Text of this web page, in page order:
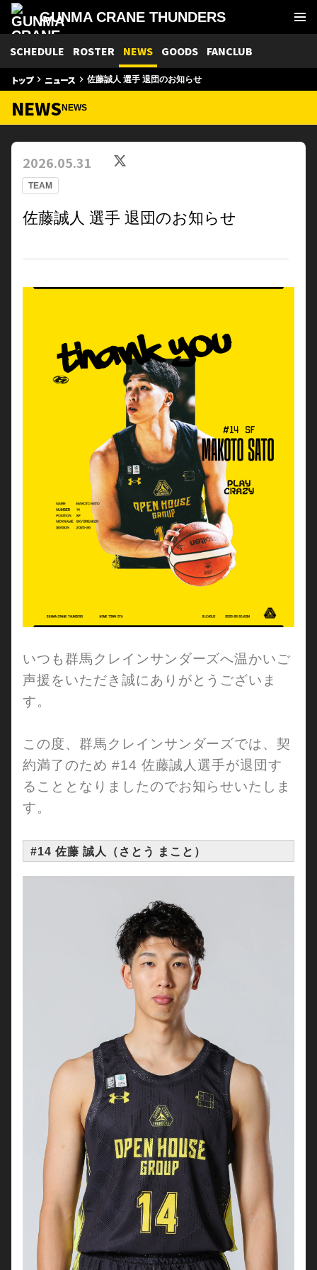
GUNMA CRANE THUNDERS
SCHEDULE ROSTER NEWS GOODS FANCLUB
トップkeyboard_arrow_right ニュース keyboard_arrow_right 佐藤誠人 選手 退団のお知らせ
NEWSNEWS
TEAM
2026.05.31
佐藤誠人 選手 退団のお知らせ
いつも群馬クレインサンダーズへ温かいご
声援をいただき誠にありがとうございま
す。
この度、群馬クレインサンダーズでは、契
約満了のため #14 佐藤誠人選手が退団す
ることとなりましたのでお知らせいたしま
す。
#14 佐藤 誠人（さとう まこと）